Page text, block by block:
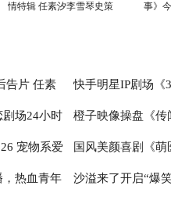
情特辑 任素汐李雪琴史策
事》
告片 任素
享爱情
快手明星IP剧场《
满收官，苗圃领衔
样人生
场24小时 橙子映像操盘《传
原创底色强力破圈
宠物系爱 国风美颜喜剧《
糖笑料兼备被称“
，热血青年 沙溢来了开启“爆